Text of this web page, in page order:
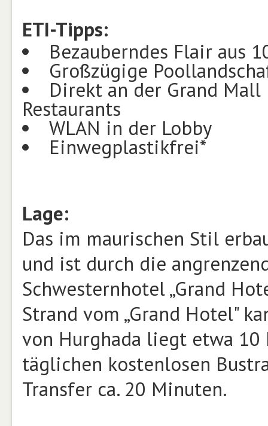
ETI-Tipps:
Bezauberndes Flair aus
Großzügige
Direkt an der Grand
Restaurants
WLAN in der Lobby
Einwegplastikfrei*
Lage:
Das im maurischen Stil
und ist durch die
Schwesternhotel „Grand
Strand vom „Grand Hotel"
von Hurghada liegt etwa
täglichen kostenlosen
Transfer ca. 20 Minuten.